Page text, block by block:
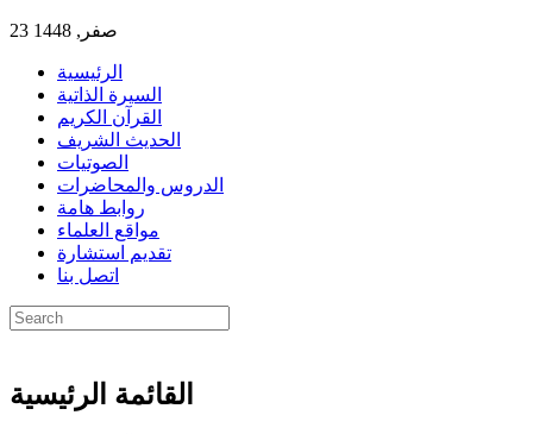
23 صفر, 1448
الرئيسية
السيرة الذاتية
القرآن الكريم
الحديث الشريف
الصوتيات
الدروس والمحاضرات
روابط هامة
مواقع العلماء
تقديم استشارة
اتصل بنا
القائمة الرئيسية